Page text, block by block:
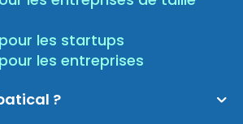
les startups
les entreprises
?